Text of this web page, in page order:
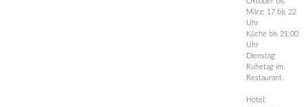
März: 17 bis 22
Uhr
Küche bis 21:00
Uhr
Dienstag
Ruhetag im
Restaurant.
Hotel: